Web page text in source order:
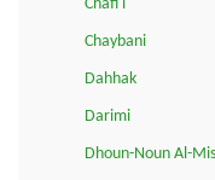
Chafi'i
Chaybani
Dahhak
Darimi
Dhoun-Noun Al-